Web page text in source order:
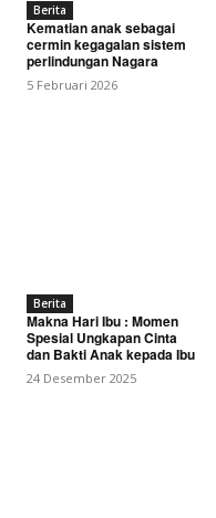
Berita
Kematian anak sebagai
cermin kegagalan sistem
perlindungan Nagara
5 Februari 2026
Berita
Makna Hari Ibu : Momen
Spesial Ungkapan Cinta
dan Bakti Anak kepada Ibu
24 Desember 2025